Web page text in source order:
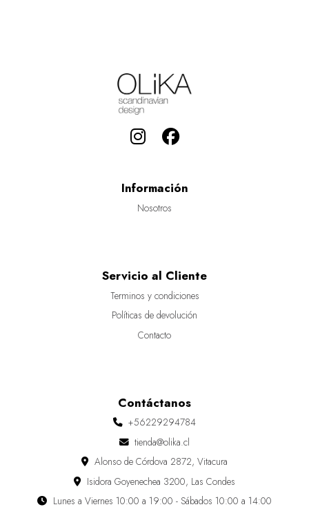
Información
Nosotros
Servicio al Cliente
Terminos y condiciones
Políticas de devolución
Contacto
Contáctanos
+56229294784
tienda@olika.cl
Alonso de Córdova 2872, Vitacura
Isidora Goyenechea 3200, Las Condes
Lunes a Viernes 10:00 a 19:00 - Sábados 10:00 a 14:00